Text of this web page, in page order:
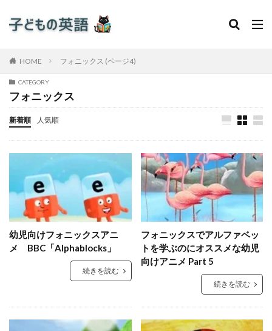
HOME フォニックス (ページ4)
CATEGORY
フォニックス
新着順 人気順
幼児向けフォニックスアニ
メ BBC「Alphablocks」
続きを読む
フォニックスでアルファベッ
トを学ぶのにオススメな幼児
向けアニメ Part 5
続きを読む